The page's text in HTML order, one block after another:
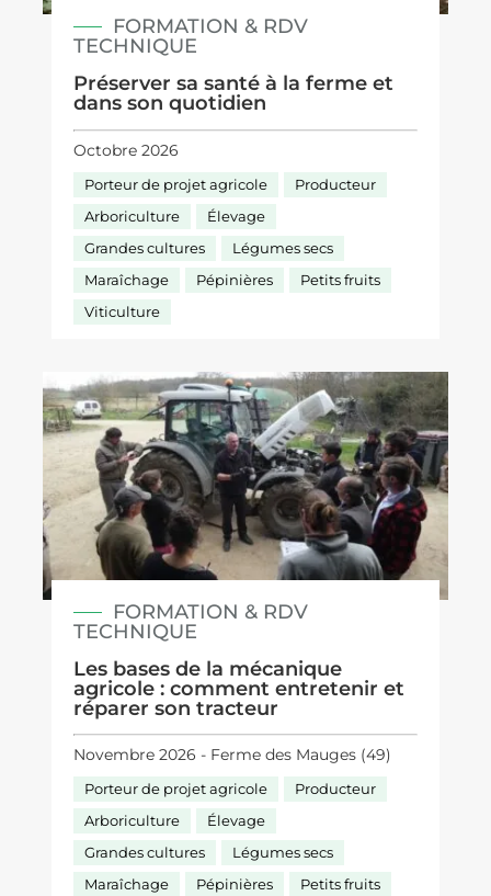
FORMATION & RDV
TECHNIQUE
Préserver sa santé à la ferme et
dans son quotidien
Octobre 2026
Porteur de projet agricole
Producteur
Arboriculture
Élevage
Grandes cultures
Légumes secs
Maraîchage
Pépinières
Petits fruits
Viticulture
FORMATION & RDV
TECHNIQUE
Les bases de la mécanique
agricole : comment entretenir et
réparer son tracteur
Novembre 2026 - Ferme des Mauges (49)
Porteur de projet agricole
Producteur
Arboriculture
Élevage
Grandes cultures
Légumes secs
Maraîchage
Pépinières Petits fruits